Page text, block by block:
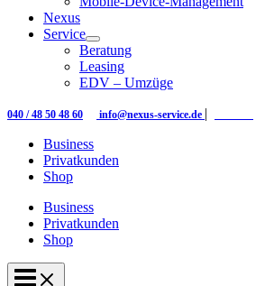
Nexus
Service
Beratung
Leasing
EDV – Umzüge
040 / 48 50 48 60 info@nexus-service.de |
Business
Privatkunden
Shop
Business
Privatkunden
Shop